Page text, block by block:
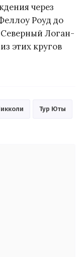
через
Роуд до
Северный Логан-
этих кругов
Тур Юты